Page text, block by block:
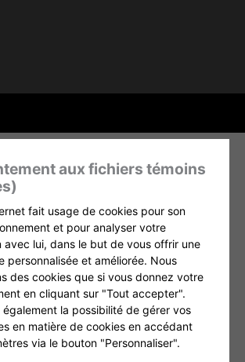
aux fichiers témoins
fait usage de cookies pour son
et pour analyser votre
avec lui, dans le but de vous offrir une
personnalisée et améliorée. Nous
des cookies que si vous donnez votre
en cliquant sur "Tout accepter".
également la possibilité de gérer vos
en matière de cookies en accédant
via le bouton "Personnaliser".